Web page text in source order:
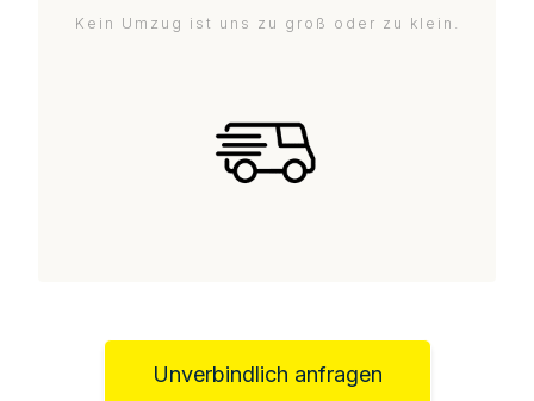
Kein Umzug ist uns zu groß oder zu klein.
Unverbindlich anfragen